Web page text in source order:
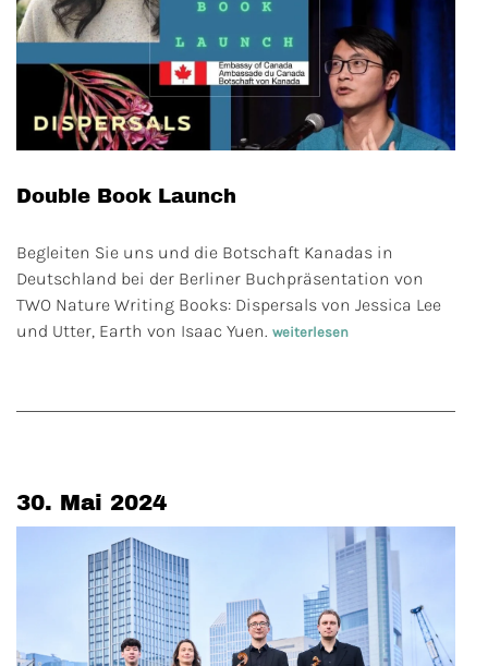
Double Book Launch
Begleiten Sie uns und die Botschaft Kanadas in
Deutschland bei der Berliner Buchpräsentation von
TWO Nature Writing Books: Dispersals von Jessica Lee
und Utter, Earth von Isaac Yuen. weiterlesen
30. Mai 2024